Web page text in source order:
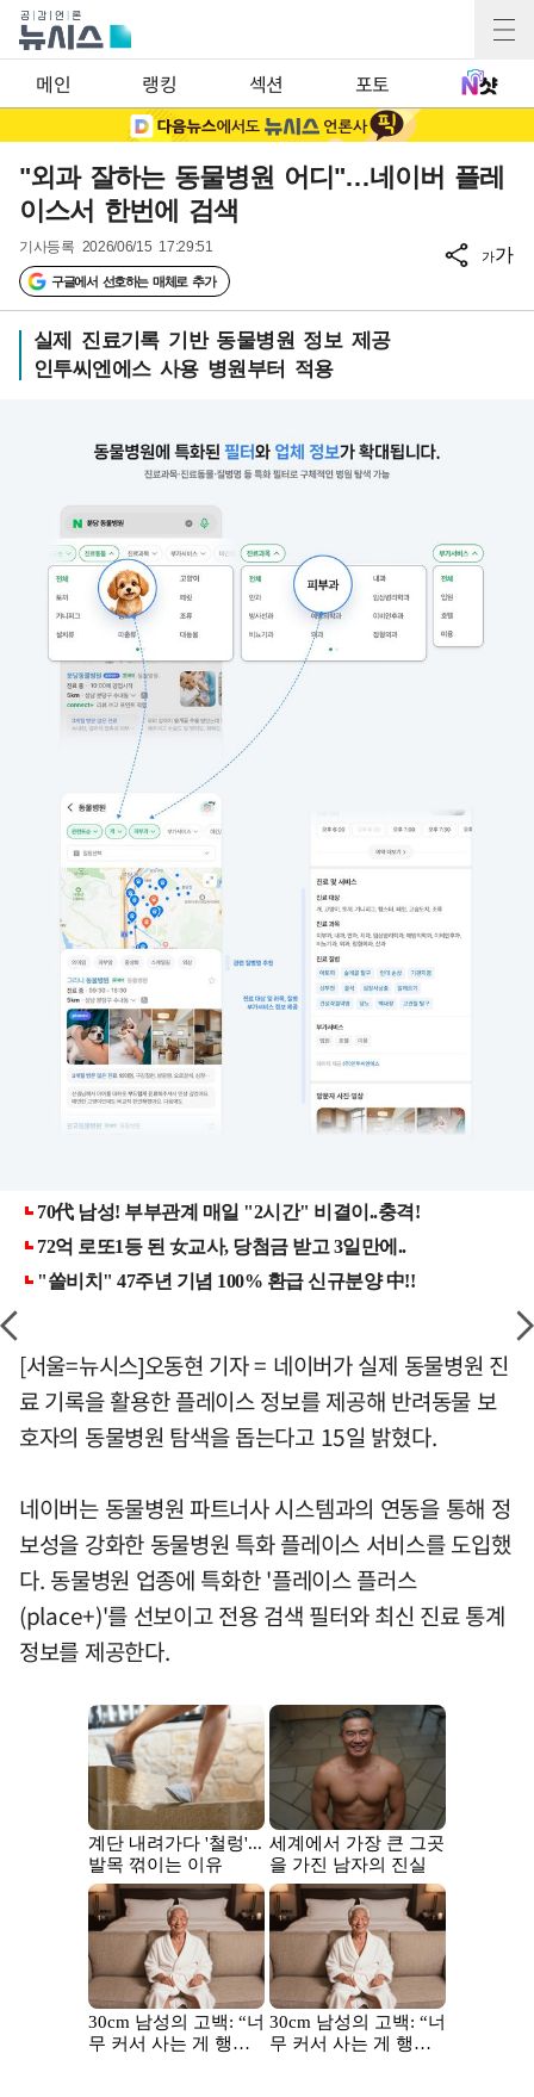
메인 랭킹 섹션 포토
"외과 잘하는 동물병원 어디"…네이버 플레
이스서 한번에 검색
기사등록 2026/06/15 17:29:51
구글에서 선호하는 매체로 추가
가가
실제 진료기록 기반 동물병원 정보 제공
인투씨엔에스 사용 병원부터 적용
[서울=뉴시스]오동현 기자 = 네이버가 실제 동물병원 진
료 기록을 활용한 플레이스 정보를 제공해 반려동물 보
호자의 동물병원 탐색을 돕는다고 15일 밝혔다.
네이버는 동물병원 파트너사 시스템과의 연동을 통해 정
보성을 강화한 동물병원 특화 플레이스 서비스를 도입했
다. 동물병원 업종에 특화한 '플레이스 플러스
(place+)'를 선보이고 전용 검색 필터와 최신 진료 통계
정보를 제공한다.